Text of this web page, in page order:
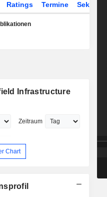
Ratings Termine Sektor
Infrastructure
Zeitraum
Chart